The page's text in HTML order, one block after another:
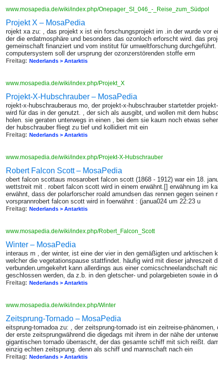
www.mosapedia.de/wiki/index.php/Onepager_SI_046_-_Reise_zum_Südpol
Projekt X – MosaPedia
rojekt xa zu: , das projekt x ist ein forschungsprojekt im .in der wurde vor
der die erdatmosphäre und besonders das ozonloch erforscht wird. das
gemeinschaft finanziert und vom institut für umweltforschung
computersystem soll der ursprung der ozonzerstörenden stoffe erm
Freitag: Nederlands > Antarktis
www.mosapedia.de/wiki/index.php/Projekt_X
Projekt-X-Hubschrauber – MosaPedia
rojekt-x-hubschrauberaus mo, der projekt-x-hubschrauber startetder
wird für das in der genutzt. , der sich als ausgibt, und wollen mit dem
holen. sie geraten unterwegs in einen , bei dem sie kaum noch etwas
der hubschrauber fliegt zu tief und kollidiert mit ein
Freitag: Nederlands > Antarktis
www.mosapedia.de/wiki/index.php/Projekt-X-Hubschrauber
Robert Falcon Scott – MosaPedia
obert falcon scottaus mosarobert falcon scott (1868 - 1912) war ein 18.
wettstreit mit . robert falcon scott wird in einem erwähnt.[] erwähnung im
erwähnt, dass der polarforscher roald amundsen das rennen gegen
vorsprannrobert falcon scott wird in foerwähnt : (janua024 um 22:23 u
Freitag: Nederlands > Antarktis
www.mosapedia.de/wiki/index.php/Robert_Falcon_Scott
Winter – MosaPedia
interaus m , der winter, ist eine der vier in den gemäßigten und arktischen
welcher die vegetationspause stattfindet. häufig wird mit dieser jahreszeit
verbunden.umgekehrt kann allerdings aus einer comicschneelandschaft
geschlossen werden, da z.b. in den gletscher- und polargebieten sowie in
Freitag: Nederlands > Antarktis
www.mosapedia.de/wiki/index.php/Winter
Zeitsprung-Tornado – MosaPedia
eitsprung-tornadoa zu: , der zeitsprung-tornado ist ein zeitreise-
der erste zeitsprungwährend die digedags mit ihrem in der nähe der
gigantischen tornado überrascht, der das gesamte schiff mit sich reißt.
einzig echten zeitsprung. denn als schiff und mannschaft nach ein
Freitag: Nederlands > Antarktis